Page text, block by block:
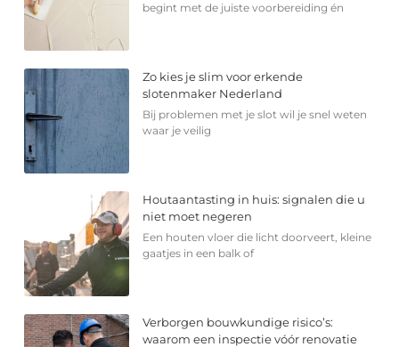
begint met de juiste voorbereiding én
Zo kies je slim voor erkende
slotenmaker Nederland
Bij problemen met je slot wil je snel weten
waar je veilig
Houtaantasting in huis: signalen die u
niet moet negeren
Een houten vloer die licht doorveert, kleine
gaatjes in een balk of
Verborgen bouwkundige risico’s:
waarom een inspectie vóór renovatie